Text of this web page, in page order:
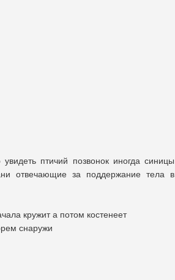
птичий позвонок иногда синицы
отвечающие за поддержание тела в
кружит а потом костенеет
снаружи